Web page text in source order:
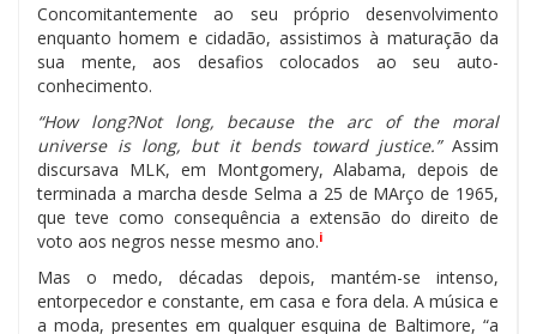
Concomitantemente ao seu próprio desenvolvimento
enquanto homem e cidadão, assistimos à maturação da
sua mente, aos desafios colocados ao seu auto-
conhecimento.
“How long?Not long, because the arc of the moral
universe is long, but it bends toward justice.” Assim
discursava MLK, em Montgomery, Alabama, depois de
terminada a marcha desde Selma a 25 de MArço de 1965,
que teve como consequência a extensão do direito de
voto aos negros nesse mesmo ano.i
Mas o medo, décadas depois, mantém-se intenso,
entorpecedor e constante, em casa e fora dela. A música e
a moda, presentes em qualquer esquina de Baltimore, “a